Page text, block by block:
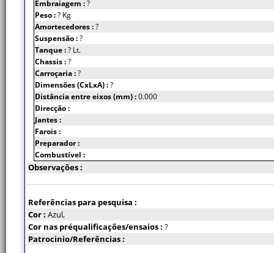
Embraiagem :?
Peso :? Kg
Amortecedores :?
Suspensão :?
Tanque :? Lt.
Chassis :?
Carroçaria :?
Dimensões (CxLxA) :?
Distância entre eixos (mm) :0.000
Direcção :
Jantes :
Farois :
Preparador :
Combustível :
Observações :
Referências para pesquisa :
Cor : Azul,
Cor nas préqualificações/ensaios : ?
Patrocinio/Referências :